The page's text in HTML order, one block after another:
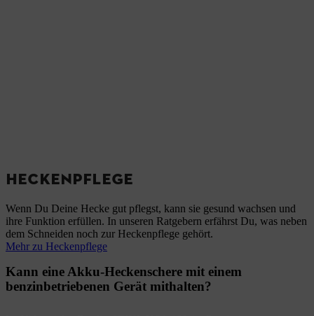
HECKENPFLEGE
Wenn Du Deine Hecke gut pflegst, kann sie gesund wachsen und
ihre Funktion erfüllen. In unseren Ratgebern erfährst Du, was neben
dem Schneiden noch zur Heckenpflege gehört.
Mehr zu Heckenpflege
Kann eine Akku-Heckenschere mit einem
benzinbetriebenen Gerät mithalten?